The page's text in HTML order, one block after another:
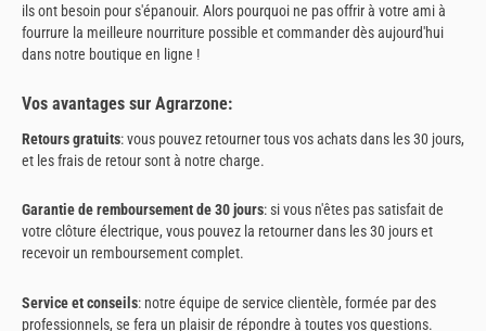
ils ont besoin pour s'épanouir. Alors pourquoi ne pas offrir à votre ami à
fourrure la meilleure nourriture possible et commander dès aujourd'hui
dans notre boutique en ligne !
Vos avantages sur Agrarzone:
Retours gratuits: vous pouvez retourner tous vos achats dans les 30 jours,
et les frais de retour sont à notre charge.
Garantie de remboursement de 30 jours: si vous n'êtes pas satisfait de
votre clôture électrique, vous pouvez la retourner dans les 30 jours et
recevoir un remboursement complet.
Service et conseils: notre équipe de service clientèle, formée par des
professionnels, se fera un plaisir de répondre à toutes vos questions.